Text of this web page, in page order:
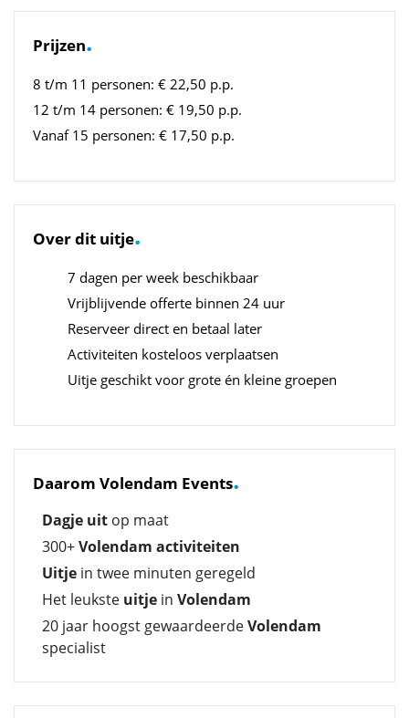
Prijzen.
8 t/m 11 personen: € 22,50 p.p.
12 t/m 14 personen: € 19,50 p.p.
Vanaf 15 personen: € 17,50 p.p.
Over dit uitje.
7 dagen per week beschikbaar
Vrijblijvende offerte binnen 24 uur
Reserveer direct en betaal later
Activiteiten kosteloos verplaatsen
Uitje geschikt voor grote én kleine groepen
Daarom Volendam Events.
Dagje uit op maat
300+Volendam activiteiten
Uitje in twee minuten geregeld
Het leukste uitje in Volendam
20 jaar hoogst gewaardeerdeVolendam
specialist